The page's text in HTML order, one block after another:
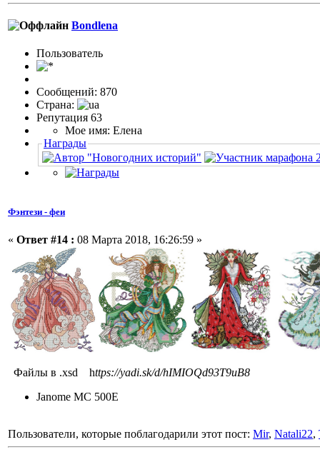
Bondlena
Пользовaтeль
Сообщений: 870
Страна:
Репутация 63
Мое имя: Елена
Награды
Фэнтези - феи
« Ответ #14 : 08 Марта 2018, 16:26:59 »
Файлы в .xsd https://yadi.sk/d/hIMIOQd93T9uB8
Janome MC 500E
Пользователи, которые поблагодарили этот пост: Mir, Natali22,